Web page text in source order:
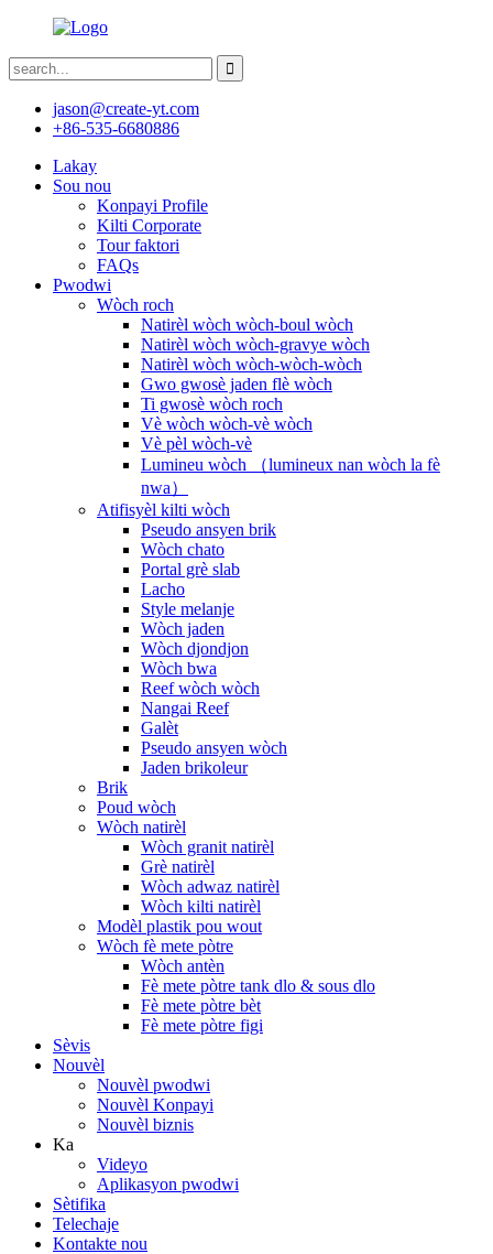
jason@create-yt.com
+86-535-6680886
Lakay
Sou nou
Konpayi Profile
Kilti Corporate
Tour faktori
FAQs
Pwodwi
Wòch roch
Natirèl wòch wòch-boul wòch
Natirèl wòch wòch-gravye wòch
Natirèl wòch wòch-wòch-wòch
Gwo gwosè jaden flè wòch
Ti gwosè wòch roch
Vè wòch wòch-vè wòch
Vè pèl wòch-vè
Lumineu wòch （lumineux nan wòch la fè
nwa）
Atifisyèl kilti wòch
Pseudo ansyen brik
Wòch chato
Portal grè slab
Lacho
Style melanje
Wòch jaden
Wòch djondjon
Wòch bwa
Reef wòch wòch
Nangai Reef
Galèt
Pseudo ansyen wòch
Jaden brikoleur
Brik
Poud wòch
Wòch natirèl
Wòch granit natirèl
Grè natirèl
Wòch adwaz natirèl
Wòch kilti natirèl
Modèl plastik pou wout
Wòch fè mete pòtre
Wòch antèn
Fè mete pòtre tank dlo & sous dlo
Fè mete pòtre bèt
Fè mete pòtre figi
Sèvis
Nouvèl
Nouvèl pwodwi
Nouvèl Konpayi
Nouvèl biznis
Ka
Videyo
Aplikasyon pwodwi
Sètifika
Telechaje
Kontakte nou